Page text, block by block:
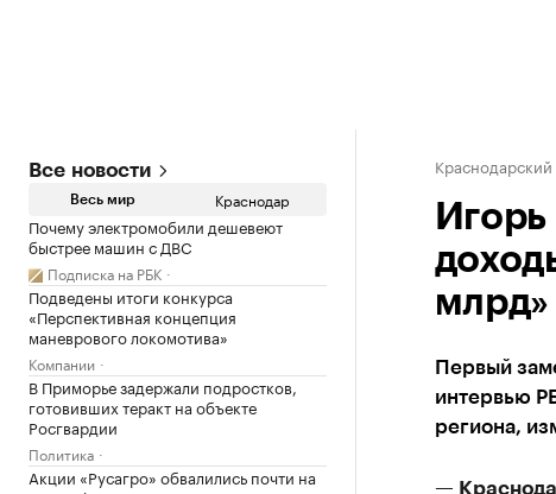
Все новости
Весь мир Краснодар
Почему электромобили дешевеют
быстрее машин с ДВС
Подписка на РБК
Подведены итоги конкурса
«Перспективная концепция
маневрового локомотива»
Компании
В Приморье задержали подростков,
готовивших теракт на объекте
Росгвардии
Политика
Акции «Русагро» обвалились почти на
Краснодарский
млрд»
Первый
интервью
региона,
—